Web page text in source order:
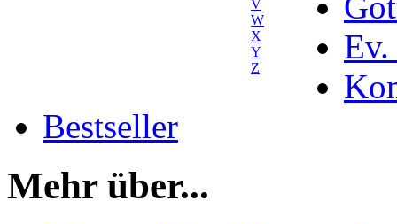
V
W
X
Y
Z
Ev.
Bestseller
Mehr über...